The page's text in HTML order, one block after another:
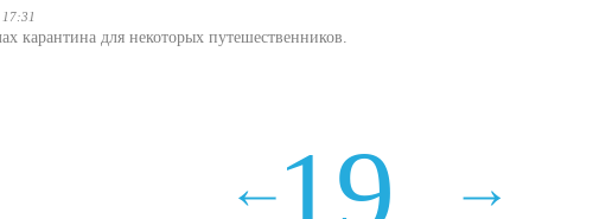
17:31
карантина для некоторых путешественников.
19